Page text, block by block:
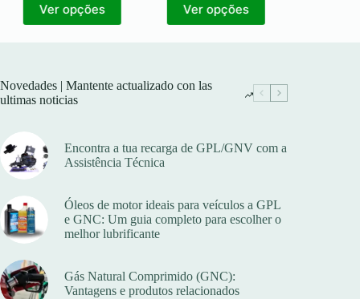
Ver opções
product
has
options
may
on
the
Ver opções
product
has
on
Novedades | Mantente actualizado con las
ultimas noticias
Encontra a tua recarga de GPL/GNV com a
Assistência Técnica
Óleos de motor ideais para veículos a GPL
e GNC: Um guia completo para escolher o
melhor lubrificante
Gás Natural Comprimido (GNC):
Vantagens e produtos relacionados